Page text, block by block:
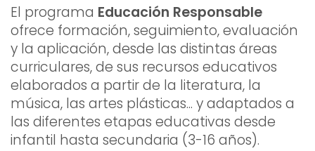
El programa Educación Responsable
ofrece formación, seguimiento, evaluación
y la aplicación, desde las distintas áreas
curriculares, de sus recursos educativos
elaborados a partir de la literatura, la
música, las artes plásticas... y adaptados a
las diferentes etapas educativas desde
infantil hasta secundaria (3-16 años).